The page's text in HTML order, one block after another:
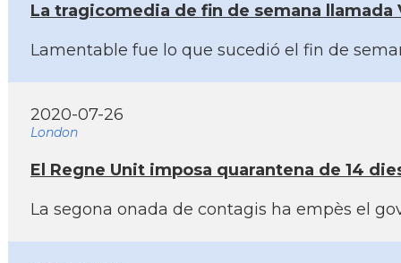
La tragicomedia de fin de semana llamada
Lamentable fue lo que sucedió el fin de
2020-07-26
London
El Regne Unit imposa quarantena de 14
La segona onada de contagis ha empès el